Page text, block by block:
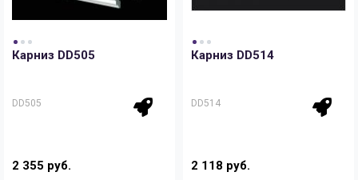
Карниз DD505
DD505
2 355 руб.
Карниз DD514
DD514
2 118 руб.